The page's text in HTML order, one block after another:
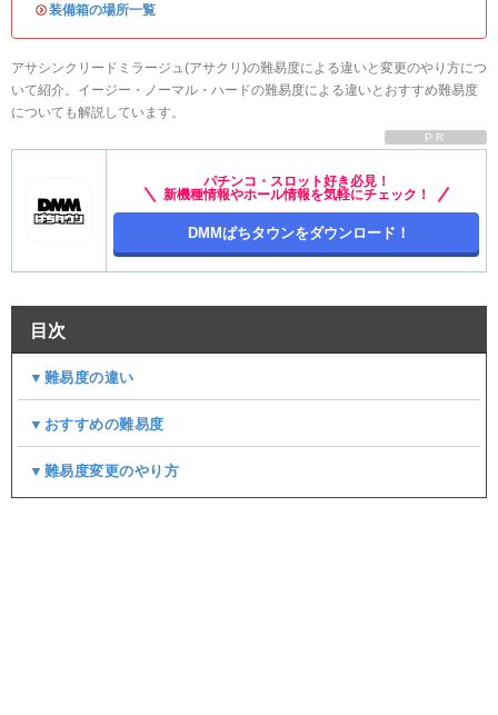
・装備箱の場所一覧
アサシンクリードミラージュ(アサクリ)の難易度による違いと変更のやり方につ
いて紹介。イージー・ノーマル・ハードの難易度による違いとおすすめ難易度
についても解説しています。
PR
パチンコ・スロット好き必見！
新機種情報やホール情報を気軽にチェック！
DMMぱちタウンをダウンロード！
目次
▼難易度の違い
▼おすすめの難易度
▼難易度変更のやり方